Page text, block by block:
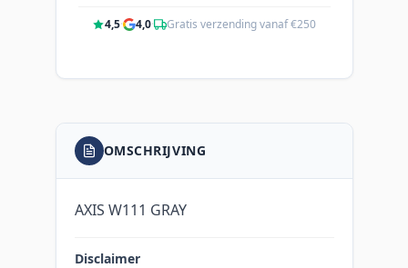
4,5· 4,0· Gratis verzending vanaf €250
OMSCHRIJVING
AXIS W111 GRAY
Disclaimer